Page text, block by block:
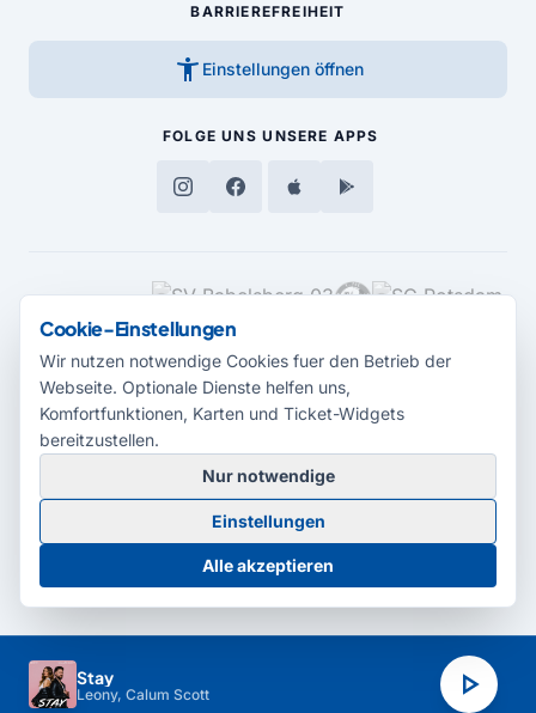
Stay
Leony, Calum Scott play_arrow
BARRIEREFREIHEIT
accessibility_new Einstellungen öffnen
FOLGE UNS UNSERE APPS
MEDIENPARTNER
© 2026 Radio Potsdam. Webseite entwickelt durch dieMedienagentur
Babelsberg
BarrierefreiheitserklärungAGBDatenschutzImpressum
Cookie-Einstellungen
Cookie-Einstellungen
Wir nutzen notwendige Cookies fuer den Betrieb der
Webseite. Optionale Dienste helfen uns,
Komfortfunktionen, Karten und Ticket-Widgets
bereitzustellen.
Nur notwendige
Einstellungen
Alle akzeptieren